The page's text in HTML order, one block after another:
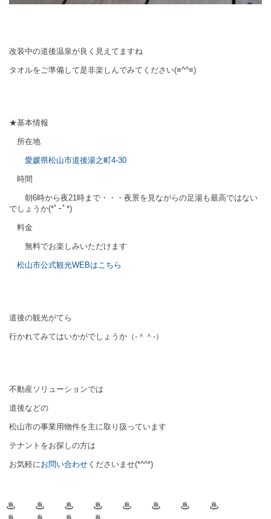
改装中の道後温泉が良く見えてますね
タオルをご準備して是非楽しんでみてください(≡^^≡)
★基本情報
所在地
愛媛県松山市道後湯之町4-30
時間
朝6時から夜21 時まで・・・夜景を見ながらの足湯も最高ではない
でしょうか(*ﾟｰﾟ*)
料金
無料でお楽しみいただけます
松山市公式観光WEBはこちら
道後の観光がてら
行かれてみてはいかがでしょうか（‐＾＾‐）
不動産ソリューションでは
道後などの
松山市の事業用物件を主に取り扱っています
テナントをお探しの方は
お気軽に お問い合わせ くださいませ(*^^*)
♨ ♨ ♨ ♨ ♨ ♨ ♨ ♨